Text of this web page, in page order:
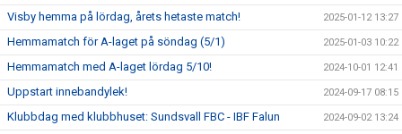
Visby hemma på lördag, årets hetaste match! 2025-01-12 13:27
Hemmamatch för A-laget på söndag (5/1) 2025-01-03 10:22
Hemmamatch med A-laget lördag 5/10! 2024-10-01 12:41
Uppstart innebandylek! 2024-09-17 08:15
Klubbdag med klubbhuset: Sundsvall FBC - IBF Falun 2024-09-02 13:24